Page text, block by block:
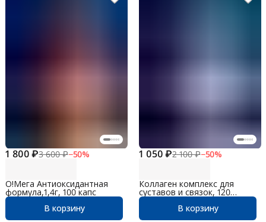
1 800 ₽3 600 ₽−50%
О!Мега Антиоксидантная
формула,1,4г, 100 капс
В корзину
1 050 ₽2 100 ₽−50%
Коллаген комплекс для
суставов и связок, 120
капсул
В корзину